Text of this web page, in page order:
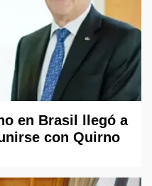
en Brasil llegó a
con Quirno